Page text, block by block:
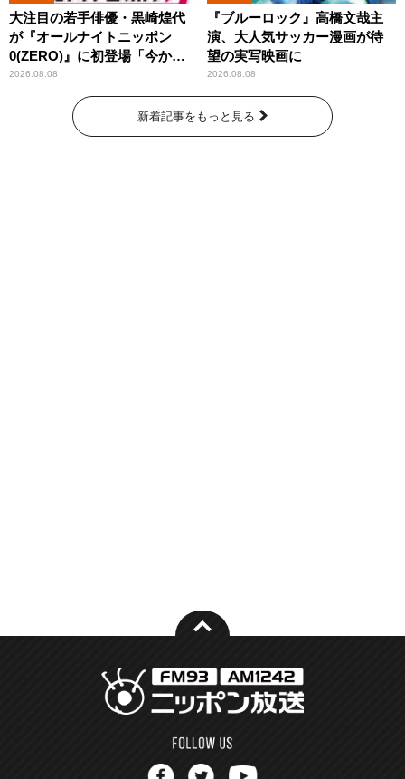
大注目の若手俳優・黒崎煌代
が『オールナイトニッポン
0(ZERO)』に初登場「今から
とてもワクワクしておりま
2026.08.08
『ブルーロック』高橋文哉主
演、大人気サッカー漫画が待
望の実写映画に
2026.08.08
新着記事をもっと見る